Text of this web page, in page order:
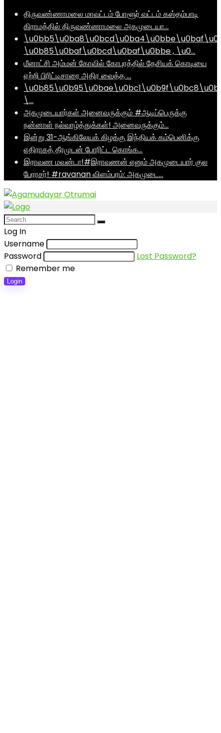
திருவண்ணாமலை மாவட்டம் போளூர் வட்டம் கஸ்தம்பாடி
கிராமத்தில் திருவண்ணாமலை அகமுடையா…
\u0b85\u0baf\u0bcd\u0baf\u0bbe , \u0…
மீனாட்சி அம்மன் கோவில் கோபுரத்தில் தேசியக் கொடியை
ஏற்றி பிரிட்டிசாரை அதிர வைத்த …
\…
அகமுடையார்கள் அனைவருக்கும் #ஆடிப்பெருக்கு
நன்னாள் நல்வாழ்த்துக்கள்! அனைவருக்கும்…
இன்று 31-ஆங்கிலேயக் கிழக்கு இந்தியக் கம்பெனிக்கு
எதிராகத் தீரமுடன் போரிட்ட கொங்க…
இராவண மவன்டா!#இராவணன் எனும் அகமுடையார் குல
பேரரசர்! #ravanan விளம்பரம்: அகமுடை…
Log In
Username
Password
Lost Password?
Remember me
Login